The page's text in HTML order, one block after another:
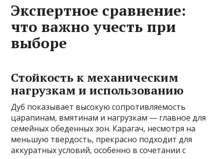
Экспертное сравнение:
что важно учесть при
выборе
Стойкость к механическим
нагрузкам и использованию
Дуб показывает высокую сопротивляемость
царапинам, вмятинам и нагрузкам — главное для
семейных обеденных зон. Карагач, несмотря на
меньшую твердость, прекрасно подходит для
аккуратных условий, особенно в сочетании с